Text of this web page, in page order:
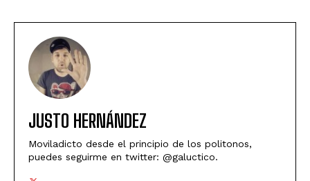
JUSTO HERNÁNDEZ
Moviladicto desde el principio de los politonos,
puedes seguirme en twitter: @galuctico.